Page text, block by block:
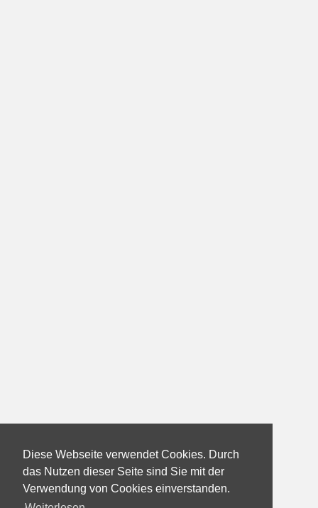
Diese Webseite verwendet Cookies. Durch
das Nutzen dieser Seite sind Sie mit der
Verwendung von Cookies einverstanden.